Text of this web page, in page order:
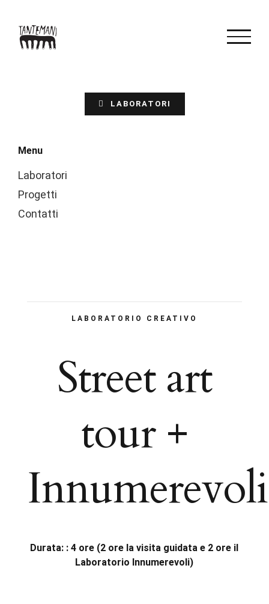
contenuto
LABORATORIO CREATIVO
Street art
tour +
Innumerevoli
Durata: : 4 ore (2 ore la visita guidata e 2 ore il
Laboratorio Innumerevoli)
LABORATORI
Menu
Laboratori
Progetti
Contatti